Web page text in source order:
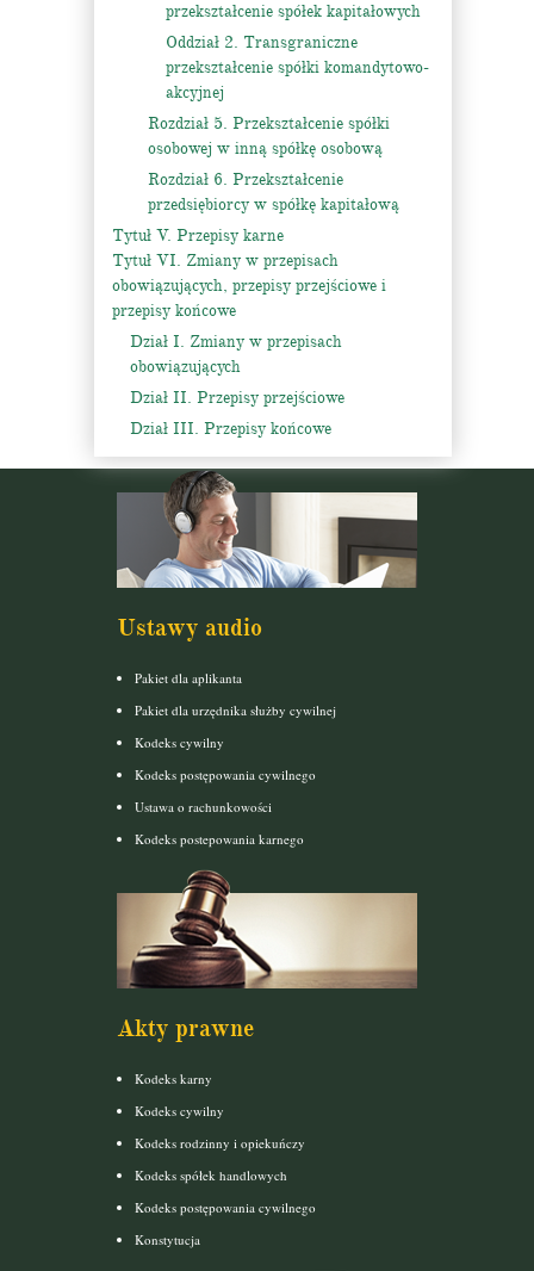
przekształcenie spółek kapitałowych
Oddział 2. Transgraniczne
przekształcenie spółki komandytowo-
akcyjnej
Rozdział 5. Przekształcenie spółki
osobowej w inną spółkę osobową
Rozdział 6. Przekształcenie
przedsiębiorcy w spółkę kapitałową
Tytuł V. Przepisy karne
Tytuł VI. Zmiany w przepisach
obowiązujących, przepisy przejściowe i
przepisy końcowe
Dział I. Zmiany w przepisach
obowiązujących
Dział II. Przepisy przejściowe
Dział III. Przepisy końcowe
Ustawy audio
Pakiet dla aplikanta
Pakiet dla urzędnika służby cywilnej
Kodeks cywilny
Kodeks postępowania cywilnego
Ustawa o rachunkowości
Kodeks postepowania karnego
Akty prawne
Kodeks karny
Kodeks cywilny
Kodeks rodzinny i opiekuńczy
Kodeks spółek handlowych
Kodeks postępowania cywilnego
Konstytucja